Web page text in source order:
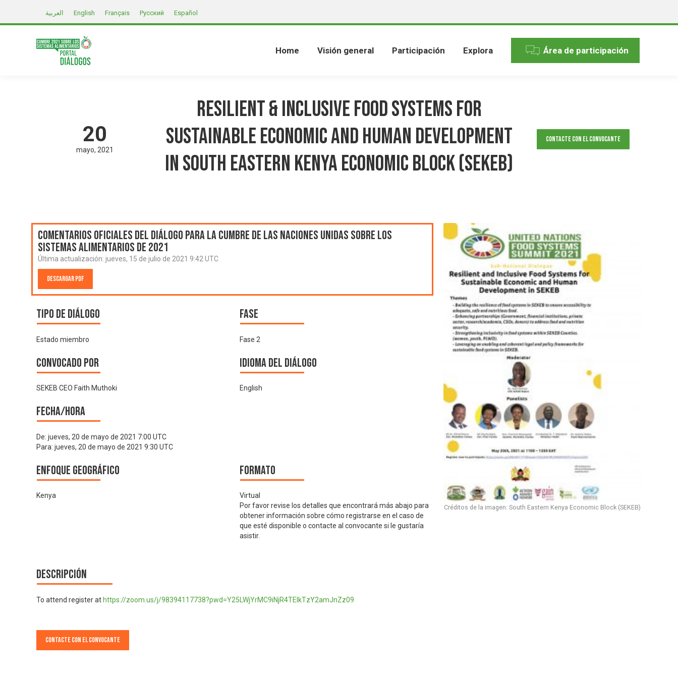
العربية English Français Русский Español
Home Visión general Participación Explora Área de participación
20
mayo 2021
Resilient & Inclusive Food Systems for
Sustainable Economic and Human Development
in South Eastern Kenya Economic Block (SEKEB)
Contacte con el convocante
Comentarios oficiales del Diálogo para la Cumbre de las Naciones Unidas sobre los
Sistemas Alimentarios de 2021
Última actualización: jueves, 15 de julio de 2021 9:42 UTC
Descargar PDF
Tipo de diálogo
Estado miembro
Fase
Fase 2
Convocado por
SEKEB CEO Faith Muthoki
Idioma del Diálogo
English
Fecha/hora
De: jueves, 20 de mayo de 2021 7:00 UTC
Para: jueves, 20 de mayo de 2021 9:30 UTC
Enfoque geográfico
Kenya
Formato
Virtual
Por favor revise los detalles que encontrará más abajo para
obtener información sobre cómo registrarse en el caso de
que esté disponible o contacte al convocante si le gustaría
asistir.
Descripción
To attend register at https://zoom.us/j/98394117738?pwd=Y25LWjYrMC9iNjR4TElkTzY2amJnZz09
Contacte con el convocante
Créditos de la imagen: South Eastern Kenya Economic Block (SEKEB)